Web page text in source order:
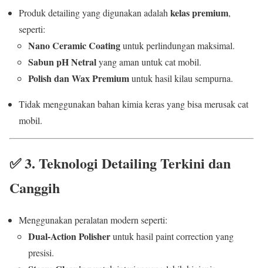
Produk detailing yang digunakan adalahkelas premium,
seperti:
Nano Ceramic Coatinguntuk perlindungan maksimal.
Sabun pH Netralyang aman untuk cat mobil.
Polish dan Wax Premiumuntuk hasil kilau sempurna.
Tidak menggunakan bahan kimia keras yang bisa merusak cat
mobil.
✅3. Teknologi Detailing Terkini dan
Canggih
Menggunakan peralatan modern seperti:
Dual-Action Polisheruntuk hasil paint correction yang
presisi.